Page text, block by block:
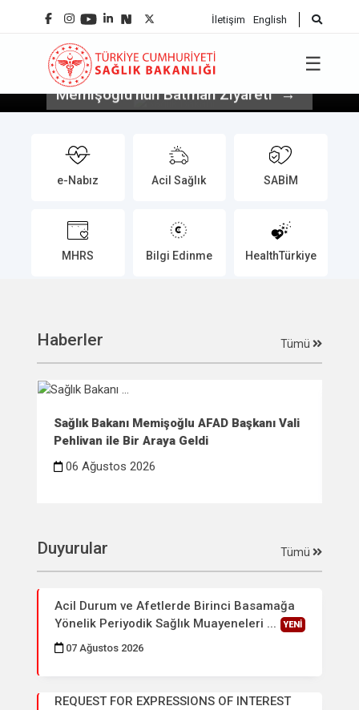
İletişim English
☰
Sağlık Bakanı Prof. Dr. Kemal
Memişoğlu’nun Batman Ziyareti
e-Nabız Acil Sağlık SABİM
MHRS Bilgi Edinme HealthTürkiye
Haberler Tümü
Sağlık Bakanı Memişoğlu AFAD Başkanı Vali
Pehlivan ile Bir Araya Geldi
06 Ağustos 2026
Duyurular Tümü
Acil Durum ve Afetlerde Birinci Basamağa
Yönelik Periyodik Sağlık Muayeneleri ...
YENİ
07 Ağustos 2026
REQUEST FOR EXPRESSIONS OF INTEREST